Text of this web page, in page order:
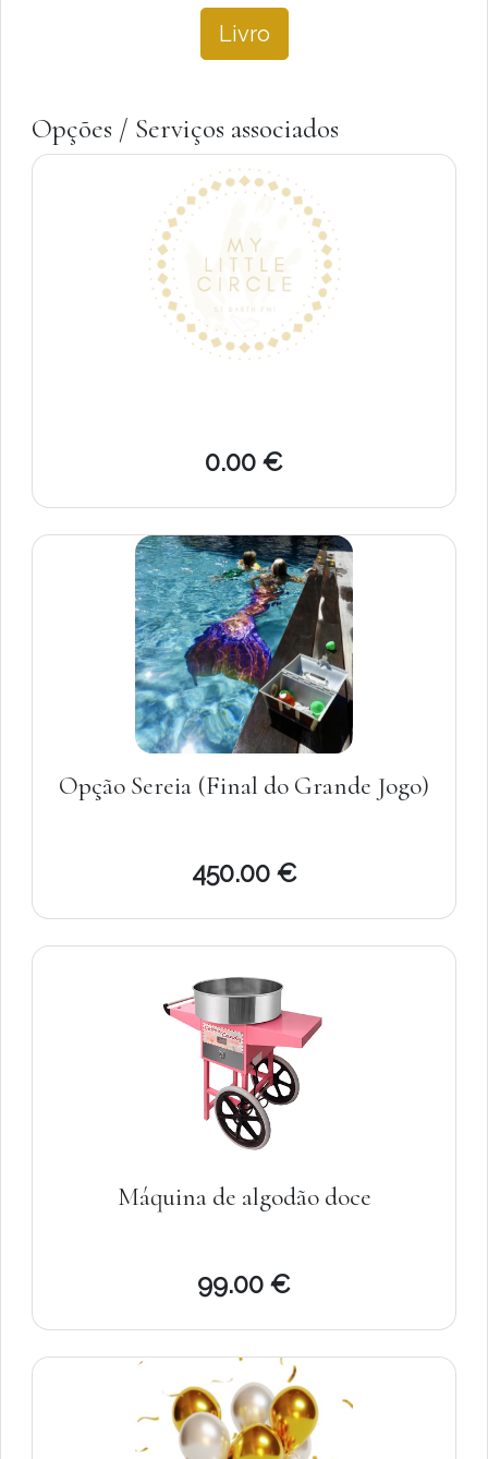
Livro
Opções / Serviços associados
0.00 €
Opção Sereia (Final do Grande Jogo)
450.00 €
Máquina de algodão doce
99.00 €